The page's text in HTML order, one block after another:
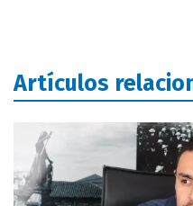
Artículos